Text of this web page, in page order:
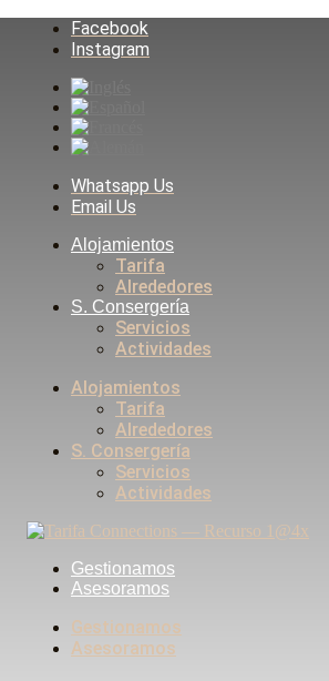
Facebook
Instagram
Whatsapp Us
Email Us
Alojamientos
Tarifa
Alrededores
S. Consergería
Servicios
Actividades
Alojamientos
Tarifa
Alrededores
S. Consergería
Servicios
Actividades
Gestionamos
Asesoramos
Gestionamos
Asesoramos